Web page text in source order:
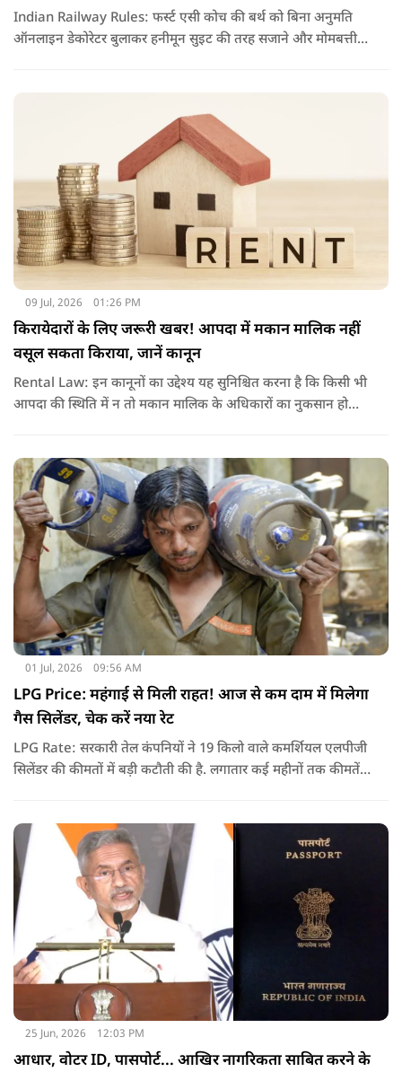
Indian Railway Rules: फर्स्ट एसी कोच की बर्थ को बिना अनुमति
ऑनलाइन डेकोरेटर बुलाकर हनीमून सुइट की तरह सजाने और मोमबत्ती
09 Jul, 2026 01:26 PM
किरायेदारों के लिए जरूरी खबर! आपदा में मकान मालिक नहीं
वसूल सकता किराया, जानें कानून
Rental Law: इन कानूनों का उद्देश्य यह सुनिश्चित करना है कि किसी भी
आपदा की स्थिति में न तो मकान मालिक के अधिकारों का नुकसान हो
01 Jul, 2026 09:56 AM
LPG Price: महंगाई से मिली राहत! आज से कम दाम में मिलेगा
गैस सिलेंडर, चेक करें नया रेट
LPG Rate: सरकारी तेल कंपनियों ने 19 किलो वाले कमर्शियल एलपीजी
सिलेंडर की कीमतों में बड़ी कटौती की है. लगातार कई महीनों तक कीमतें
25 Jun, 2026 12:03 PM
आधार, वोटर ID, पासपोर्ट... आखिर नागरिकता साबित करने के